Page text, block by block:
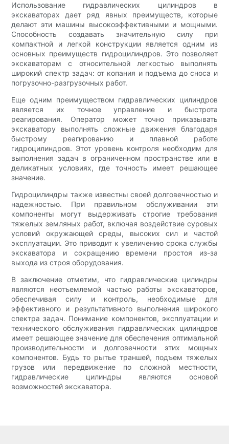
Использование гидравлических цилиндров в
экскаваторах дает ряд явных преимуществ, которые
делают эти машины высокоэффективными и мощными.
Способность создавать значительную силу при
компактной и легкой конструкции является одним из
основных преимуществ гидроцилиндров. Это позволяет
экскаваторам с относительной легкостью выполнять
широкий спектр задач: от копания и подъема до сноса и
погрузочно-разгрузочных работ.
Еще одним преимуществом гидравлических цилиндров
является их точное управление и быстрота
реагирования. Оператор может точно приказывать
экскаватору выполнять сложные движения благодаря
быстрому реагированию и плавной работе
гидроцилиндров. Этот уровень контроля необходим для
выполнения задач в ограниченном пространстве или в
деликатных условиях, где точность имеет решающее
значение.
Гидроцилиндры также известны своей долговечностью и
надежностью. При правильном обслуживании эти
компоненты могут выдерживать строгие требования
тяжелых земляных работ, включая воздействие суровых
условий окружающей среды, высоких сил и частой
эксплуатации. Это приводит к увеличению срока службы
экскаватора и сокращению времени простоя из-за
выхода из строя оборудования.
В заключение отметим, что гидравлические цилиндры
являются неотъемлемой частью работы экскаваторов,
обеспечивая силу и контроль, необходимые для
эффективного и результативного выполнения широкого
спектра задач. Понимание компонентов, эксплуатации и
технического обслуживания гидравлических цилиндров
имеет решающее значение для обеспечения оптимальной
производительности и долговечности этих мощных
компонентов. Будь то рытье траншей, подъем тяжелых
грузов или передвижение по сложной местности,
гидравлические цилиндры являются основой
возможностей экскаватора.